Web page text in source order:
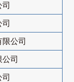
公司
司